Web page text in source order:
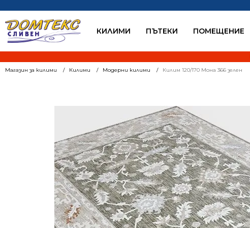
КИЛИМИ ПЪТЕКИ ПОМЕЩЕНИЕ
Магазин за килими Килими Модерни килими Килим 120/170 Мона 366 зелен